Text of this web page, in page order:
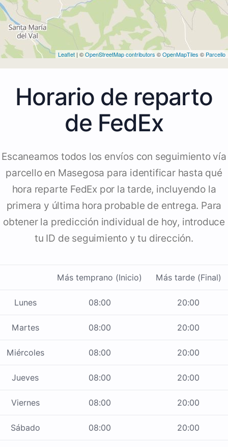
Leaflet | ©OpenStreetMap contributors ©OpenMapTiles © Parcello
Horario de reparto
de FedEx
Escaneamos todos los envíos con seguimiento vía
parcello en Masegosa para identificar hasta qué
hora reparte FedEx por la tarde, incluyendo la
primera y última hora probable de entrega. Para
obtener la predicción individual de hoy, introduce
tu ID de seguimiento y tu dirección.
Más temprano (Inicio) Más tarde (Final)
Lunes 08:00 20:00
Martes 08:00 20:00
Miércoles 08:00 20:00
Jueves 08:00 20:00
Viernes 08:00 20:00
Sábado 08:00 20:00